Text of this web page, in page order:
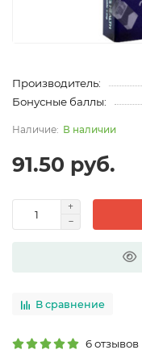
Производитель:
Бонусные баллы:
В наличии
91.50 руб.
В сравнение
6 отзывов